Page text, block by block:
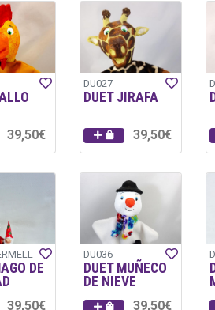
39,50€
DU027
DUET JIRAFA
39,50€
DE
39,50€
DU036
DUET MUÑECO
DE NIEVE
39,50€